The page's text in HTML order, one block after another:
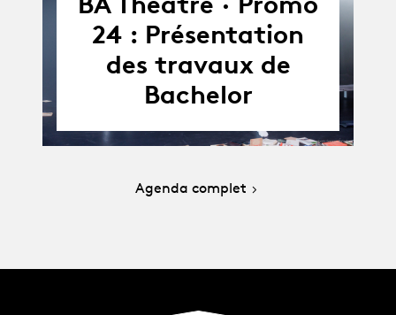
24.03.27
24 : Présentation
des travaux de
Bachelor
Agenda complet